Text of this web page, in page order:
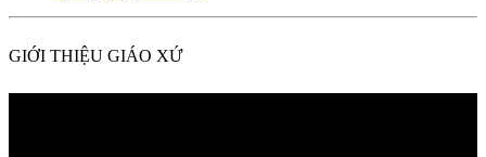
GIỚI THIỆU GIÁO XỨ